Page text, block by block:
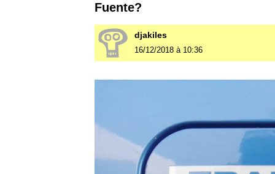
Fuente?
djakiles
16/12/2018 à 10:36